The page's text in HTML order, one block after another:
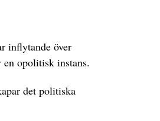
inflytande över
opolitisk instans.
det politiska